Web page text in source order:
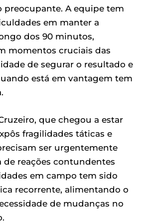
preocupante. A equipe tem
em manter a
dos 90 minutos,
momentos cruciais das
de segurar o resultado e
está em vantagem tem
que chegou a estar
fragilidades táticas e
ser urgentemente
de reações contundentes
em campo tem sido
recorrente, alimentando o
de mudanças no